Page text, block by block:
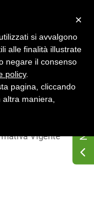
Vigente
×
si avvalgono
alle finalità illustrate
negare il consenso
policy.
pagina, cliccando
maniera,